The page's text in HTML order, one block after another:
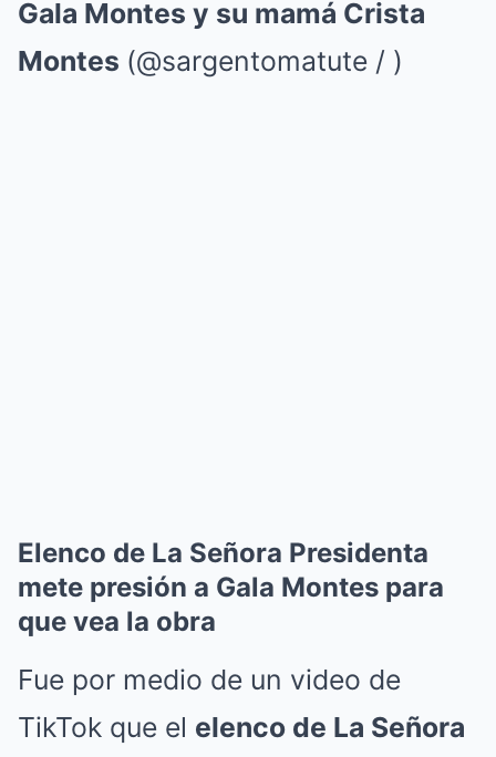
Gala Montes y su mamá Crista
Montes (@sargentomatute / )
Elenco de La Señora Presidenta
mete presión a Gala Montes para
que vea la obra
Fue por medio de un video de
TikTok que el elenco de La Señora